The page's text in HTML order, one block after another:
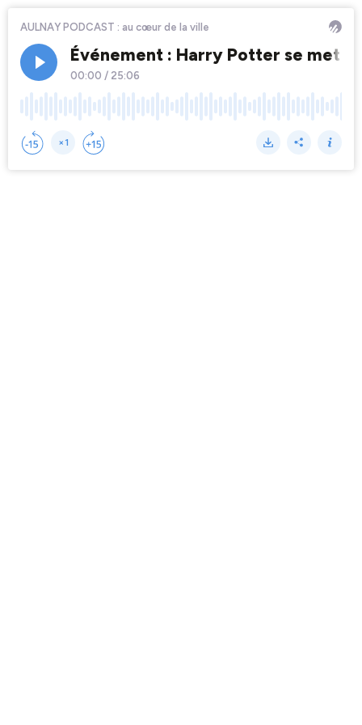
AULNAY PODCAST : au cœur de la ville
Événement : Harry Potter se met
00:00 / 25:06
×1